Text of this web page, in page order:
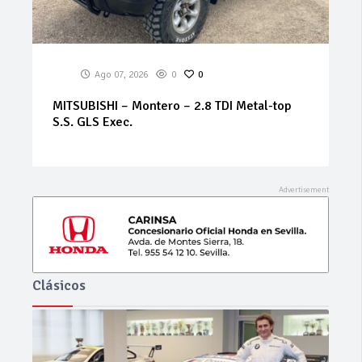
Ago 07, 2026 0 0
BMW – Serie 3 – 320i Futura
Clásicos